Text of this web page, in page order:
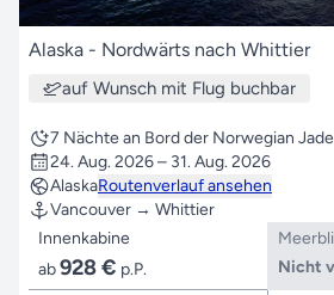
Alaska - Nordwärts nach Whittier
auf Wunsch mit Flug buchbar
7 Nächte an Bord der Norwegian Jade
24. Aug. 2026 – 31. Aug. 2026
AlaskaRoutenverlauf ansehen
Vancouver → Whittier
Innenkabine
ab928 € p.P.
Nicht